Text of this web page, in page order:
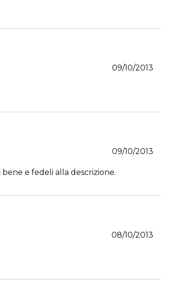
09/10/2013
09/10/2013
e fedeli alla descrizione.
08/10/2013